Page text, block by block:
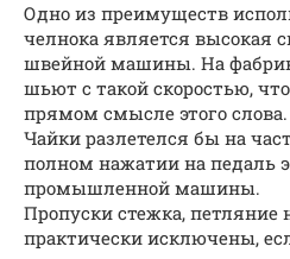
Одно из преимуществ
челнока является высокая
швейной машины. На
шьют с такой скоростью,
прямом смысле этого
Чайки разлетелся бы на
полном нажатии на педаль
промышленной машины.
Пропуски стежка, петляние
практически исключены,